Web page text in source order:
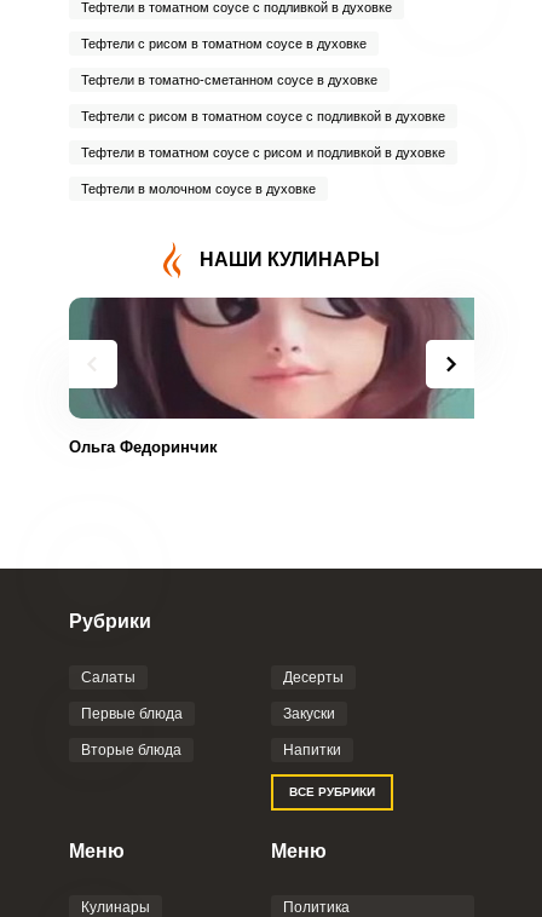
Тефтели в томатном соусе с подливкой в духовке
Тефтели с рисом в томатном соусе в духовке
Тефтели в томатно-сметанном соусе в духовке
Тефтели с рисом в томатном соусе с подливкой в духовке
Тефтели в томатном соусе с рисом и подливкой в духовке
Тефтели в молочном соусе в духовке
НАШИ КУЛИНАРЫ
Ольга Федоринчик
Рубрики
Салаты
Первые блюда
Вторые блюда
Десерты
Закуски
Напитки
ВСЕ РУБРИКИ
Меню
Кулинары
Меню
Политика